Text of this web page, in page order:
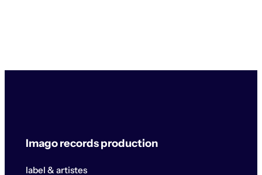
Imago records production
label & artistes